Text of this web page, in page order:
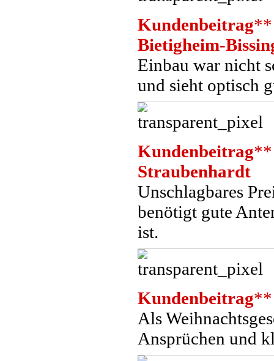
Kundenbeitrag**
Bietigheim-
Einbau war nicht
und sieht optisch
Kundenbeitrag**
Straubenhardt
Unschlagbares
benötigt gute
ist.
Kundenbeitrag**
Als
Ansprüchen und